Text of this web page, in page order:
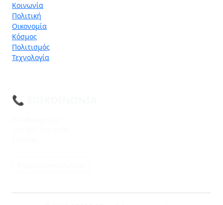
Κοινωνία
Πολιτική
Οικονομία
Κόσμος
Πολιτισμός
Τεχνολογία
📞 ΕΠΙΚΟΙΝΩΝΊΑ